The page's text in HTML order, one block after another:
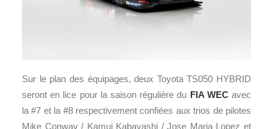
Sur le plan des équipages, deux Toyota TS050 HYBRID
seront en lice pour la saison régulière du FIA WECavec
la #7 et la #8 respectivement confiées aux trios de pilotes
Mike Conway / Kamui Kabayashi / Jose Maria Lopez et